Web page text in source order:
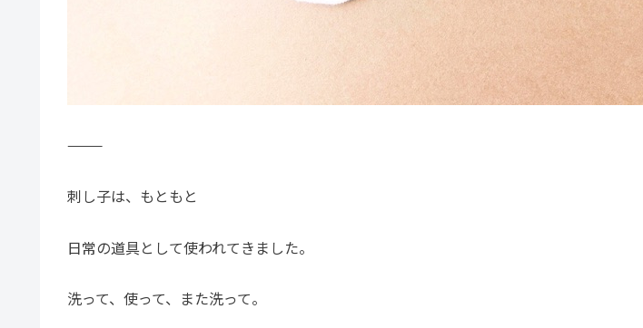
⸻
刺し子は、もともと
日常の道具として使われてきました。
洗って、使って、また洗って。